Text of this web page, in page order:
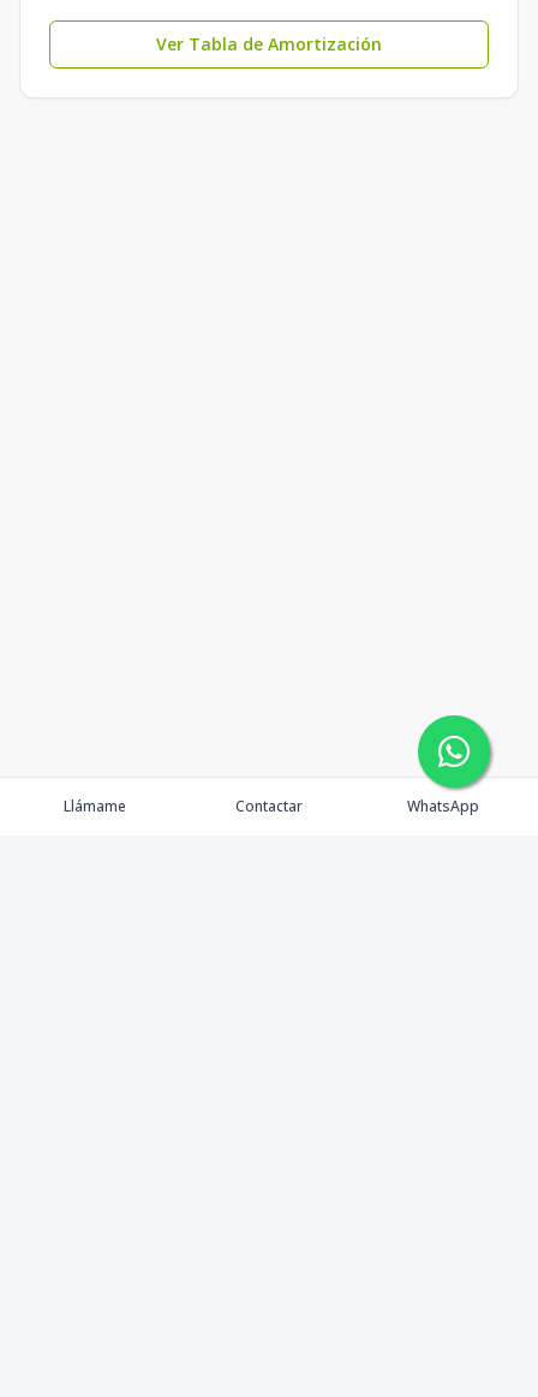
Ver Tabla de Amortización
Llámame Contactar WhatsApp